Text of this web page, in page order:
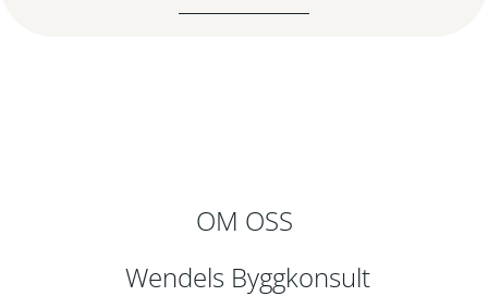
OM OSS
Wendels Byggkonsult